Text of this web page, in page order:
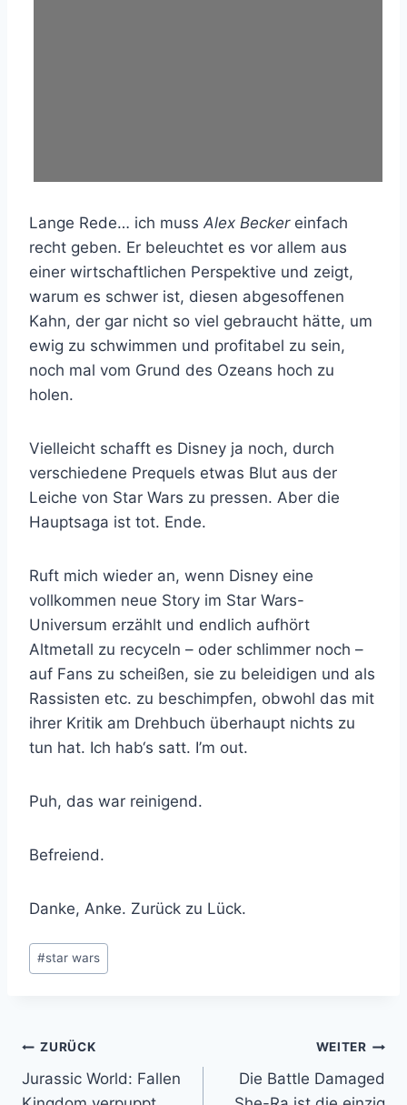
Lange Rede… ich muss Alex Beckereinfach
recht geben. Er beleuchtet es vor allem aus
einer wirtschaftlichen Perspektive und zeigt,
warum es schwer ist, diesen abgesoffenen
Kahn, der gar nicht so viel gebraucht hätte, um
ewig zu schwimmen und profitabel zu sein,
noch mal vom Grund des Ozeans hoch zu
holen.
Vielleicht schafft es Disney ja noch, durch
verschiedene Prequels etwas Blut aus der
Leiche von Star Wars zu pressen. Aber die
Hauptsaga ist tot. Ende.
Ruft mich wieder an, wenn Disney eine
vollkommen neue Story im Star Wars-
Universum erzählt und endlich aufhört
Altmetall zu recyceln – oder schlimmer noch –
auf Fans zu scheißen, sie zu beleidigen und als
Rassisten etc. zu beschimpfen, obwohl das mit
ihrer Kritik am Drehbuch überhaupt nichts zu
tun hat. Ich hab‘s satt. I’m out.
Puh, das war reinigend.
Befreiend.
Danke, Anke. Zurück zu Lück.
Schlagworte:
#star wars
Beitragsnavigation
ZURÜCK
Jurassic World: Fallen
WEITER
Die Battle Damaged